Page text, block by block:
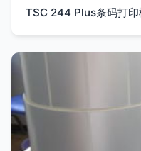
TSC 244 Plus条码打印